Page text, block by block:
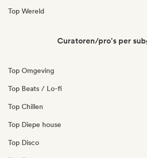
Top Wereld
Curatoren/pro's per
Top Omgeving
Top Beats / Lo-fi
Top Chillen
Top Diepe house
Top Disco